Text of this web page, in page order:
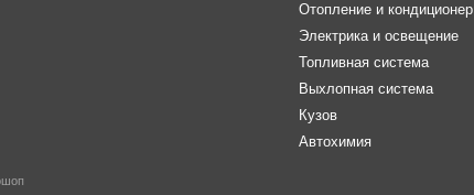
Отопление и кондиционер
Электрика и освещение
Топливная система
Выхлопная система
Кузов
Автохимия